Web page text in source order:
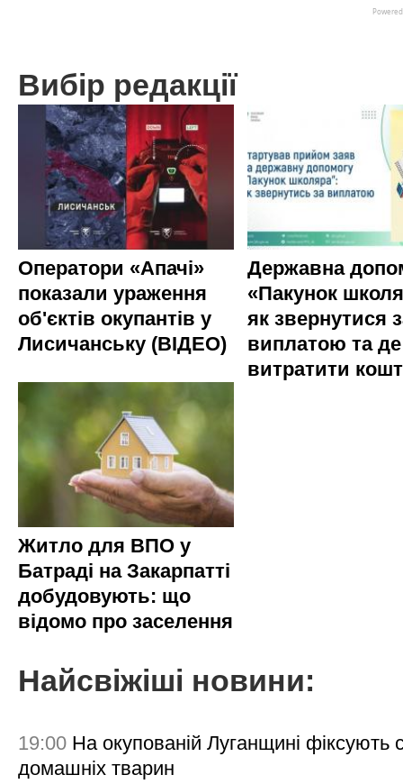
Вибір редакції
Оператори «Апачі»
показали ураження
об'єктів окупантів у
Лисичанську (ВІДЕО)
Державна
«Пакунок
як звернутися
виплатою та де
витратити
Житло для ВПО у
Батраді на Закарпатті
добудовують: що
відомо про заселення
Найсвіжіші новини:
19:00 На окупованій Луганщині фіксують
домашніх тварин